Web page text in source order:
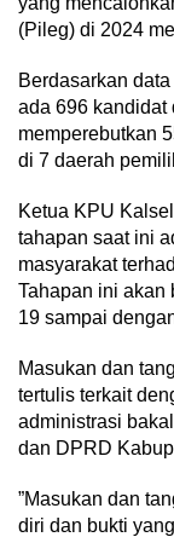
(Pileg) di 2024
Berdasarkan
ada 696 kandidat
memperebutkan
di 7 daerah
Ketua KPU
tahapan saat ini
masyarakat
Tahapan ini akan
19 sampai
Masukan dan
tertulis terkait
administrasi
dan DPRD
”Masukan dan
diri dan bukti